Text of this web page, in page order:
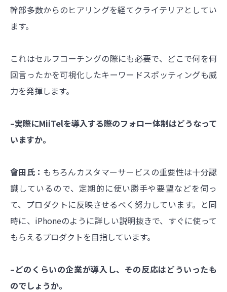
幹部多数からのヒアリングを経てクライテリアとしてい
ます。
これはセルフコーチングの際にも必要で、どこで何を何
回言ったかを可視化したキーワードスポッティングも威
力を発揮します。
–実際にMiiTelを導入する際のフォロー体制はどうなって
いますか。
會田氏： もちろんカスタマーサービスの重要性は十分認
識しているので、定期的に使い勝手や要望などを伺っ
て、プロダクトに反映させるべく努力しています。と同
時に、iPhoneのように詳しい説明抜きで、すぐに使って
もらえるプロダクトを目指しています。
–どのくらいの企業が導入し、その反応はどういったも
のでしょうか。